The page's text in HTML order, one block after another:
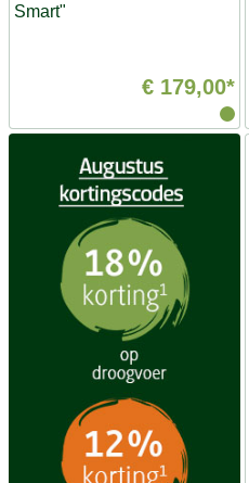
Smart"
€ 179,00*